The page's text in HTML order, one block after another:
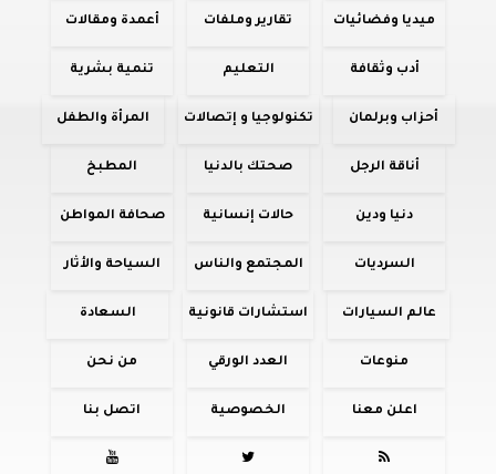
ميديا وفضائيات تقارير وملفات أعمدة ومقالات
أدب وثقافة التعليم تنمية بشرية
أحزاب وبرلمان تكنولوجيا و إتصالات المرأة والطفل
أناقة الرجل صحتك بالدنيا المطبخ
دنيا ودين حالات إنسانية صحافة المواطن
السرديات المجتمع والناس السياحة والأثار
عالم السيارات استشارات قانونية السعادة
منوعات العدد الورقي من نحن
اعلن معنا الخصوصية اتصل بنا


